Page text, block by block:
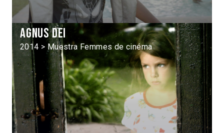
Agnus Dei
2014 > Muestra Femmes de cinéma